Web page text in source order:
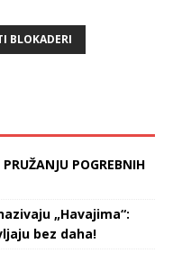
BLOKADERI
POGREBNIH
„Havajima“:
bez daha!